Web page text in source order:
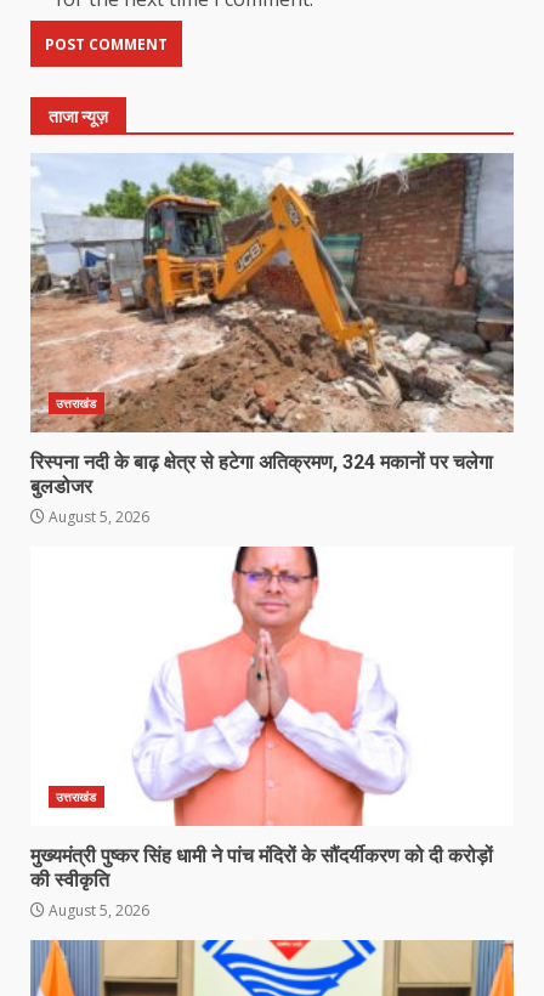
ताजा न्यूज़
उत्तराखंड
रिस्पना नदी के बाढ़ क्षेत्र से हटेगा अतिक्रमण, 324 मकानों पर चलेगा
बुलडोजर
August 5, 2026
उत्तराखंड
मुख्यमंत्री पुष्कर सिंह धामी ने पांच मंदिरों के सौंदर्यीकरण को दी करोड़ों
की स्वीकृति
August 5, 2026